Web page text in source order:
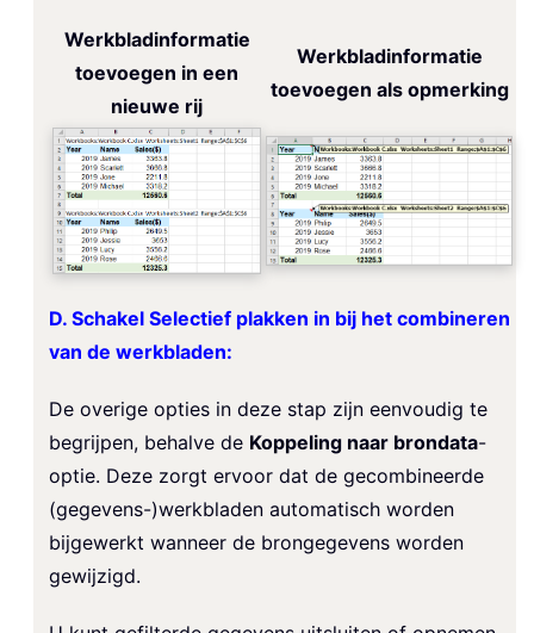
Werkbladinformatie
toevoegen in een
nieuwe rij
Werkbladinformatie
toevoegen als opmerking
D. Schakel Selectief plakken in bij het combineren
van de werkbladen:
De overige opties in deze stap zijn eenvoudig te
begrijpen, behalve de Koppeling naar brondata-
optie. Deze zorgt ervoor dat de gecombineerde
(gegevens-)werkbladen automatisch worden
bijgewerkt wanneer de brongegevens worden
gewijzigd.